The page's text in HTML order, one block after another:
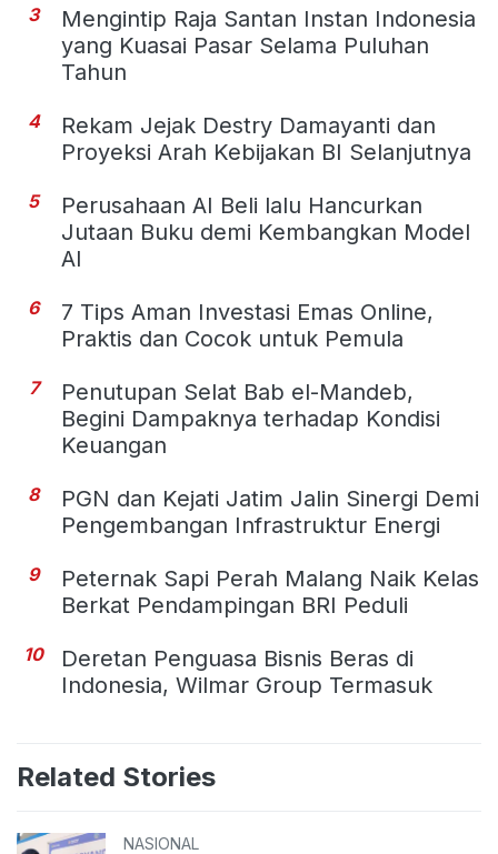
3
Mengintip Raja Santan Instan Indonesia
yang Kuasai Pasar Selama Puluhan
Tahun
4
Rekam Jejak Destry Damayanti dan
Proyeksi Arah Kebijakan BI Selanjutnya
5
Perusahaan AI Beli lalu Hancurkan
Jutaan Buku demi Kembangkan Model
AI
6
7 Tips Aman Investasi Emas Online,
Praktis dan Cocok untuk Pemula
7
Penutupan Selat Bab el-Mandeb,
Begini Dampaknya terhadap Kondisi
Keuangan
8
PGN dan Kejati Jatim Jalin Sinergi Demi
Pengembangan Infrastruktur Energi
9
Peternak Sapi Perah Malang Naik Kelas
Berkat Pendampingan BRI Peduli
10
Deretan Penguasa Bisnis Beras di
Indonesia, Wilmar Group Termasuk
Related Stories
NASIONAL